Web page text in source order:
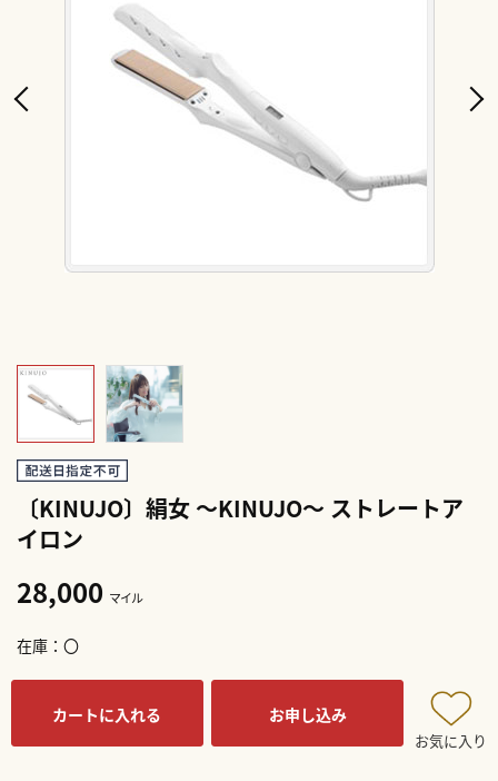
〔KINUJO〕絹女 ～KINUJO～ ストレートア
イロン
28,000 マイル
在庫 〇
カートに入れる お申し込み
お気に入り